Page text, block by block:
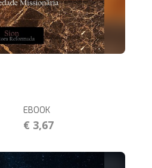
EBOOK
€ 3,67